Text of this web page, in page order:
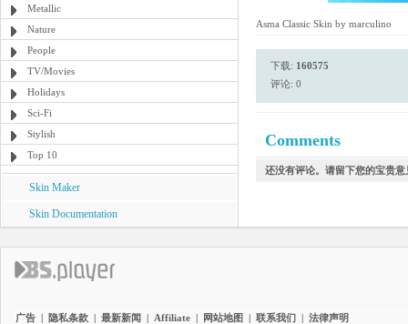
Metallic
Nature
People
TV/Movies
Holidays
Sci-Fi
Stylish
Top 10
Skin Maker
Skin Documentation
Asma Classic Skin by marculino
下载: 160575
评论: 0
Comments
还没有评论。请留下您的宝贵意
广告 | 隐私条款 | 最新新闻 | Affiliate | 网站地图 | 联系我们 | 法律声明